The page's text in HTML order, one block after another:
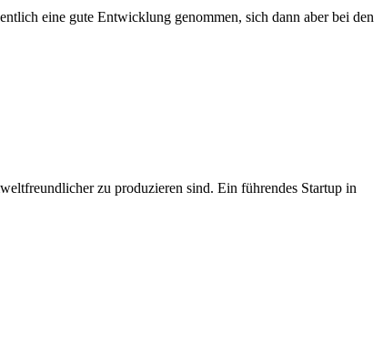
eine gute Entwicklung genommen, sich dann aber bei den
zu produzieren sind. Ein führendes Startup in